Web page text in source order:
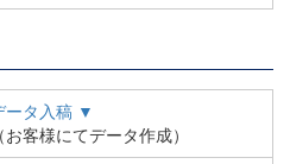
ータ入稿 ▼
（お客様にてデータ作成）